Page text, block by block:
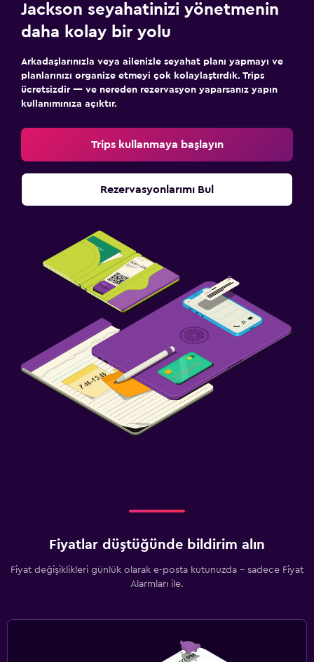
Jackson seyahatinizi yönetmenin
daha kolay bir yolu
Arkadaşlarınızla veya ailenizle seyahat planı yapmayı ve
planlarınızı organize etmeyi çok kolaylaştırdık. Trips
ücretsizdir — ve nereden rezervasyon yaparsanız yapın
kullanımınıza açıktır.
Trips kullanmaya başlayın
Rezervasyonlarımı Bul
Fiyatlar düştüğünde bildirim alın
Fiyat değişiklikleri günlük olarak e-posta kutunuzda - sadece Fiyat
Alarmları ile.